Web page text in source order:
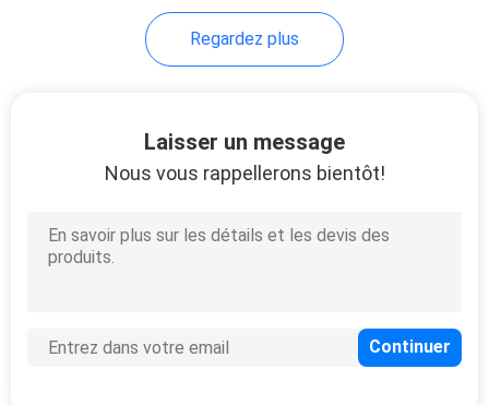
Filtre neutre de nuit
Filtre neutre de
Regardez plus
Laisser un message
Nous vous rappellerons bientôt!